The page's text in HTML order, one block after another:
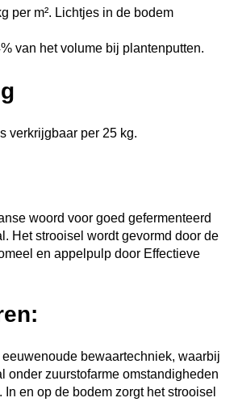
per m². Lichtjes in de bodem
van het volume bij plantenputten.
verkrijgbaar per 25 kg.
woord voor goed gefermenteerd
Het strooisel wordt gevormd door de
en appelpulp door Effectieve
bewaartechniek, waarbij
onder zuurstofarme omstandigheden
In en op de bodem zorgt het strooisel